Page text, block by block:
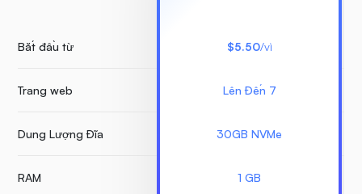
Bắt đầu từ
Trang web
Dung Lượng Đĩa
RAM
$5.50/vì
Lên Đến 7
30GB NVMe
1 GB